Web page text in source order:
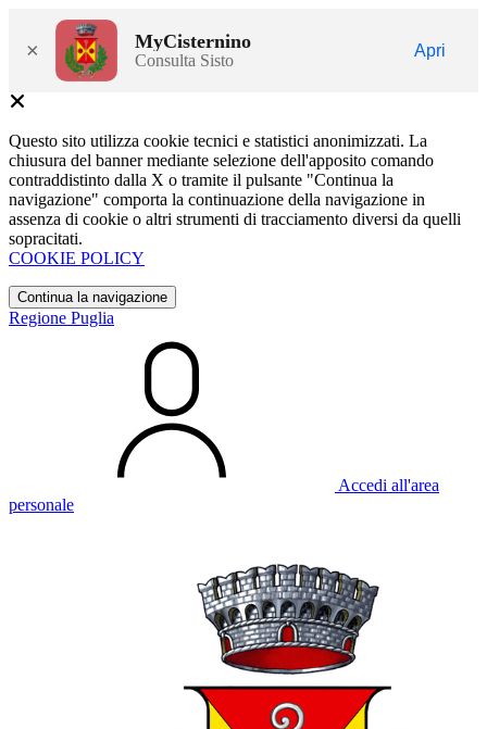
× MyCisternino
Consulta Sisto
Apri
Questo sito utilizza cookie tecnici e statistici anonimizzati. La
chiusura del banner mediante selezione dell'apposito comando
contraddistinto dalla X o tramite il pulsante "Continua la
navigazione" comporta la continuazione della navigazione in
assenza di cookie o altri strumenti di tracciamento diversi da quelli
sopracitati.
COOKIE POLICY
Continua la navigazione
Regione Puglia
Accedi all'area
personale